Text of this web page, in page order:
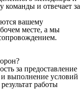
команды и отвечает за
вашему
месте, а мы
за предоставление
и выполнение условий
работы